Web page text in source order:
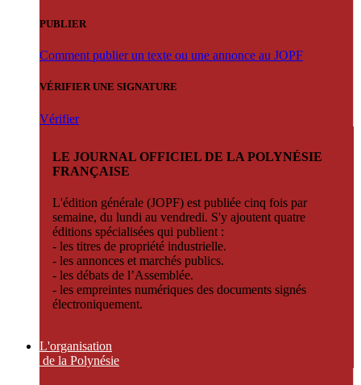
PUBLIER
Comment publier un texte ou une annonce au JOPF
VÉRIFIER UNE SIGNATURE
Vérifier
LE JOURNAL OFFICIEL DE LA POLYNÉSIE
FRANÇAISE
L'édition générale (JOPF) est publiée cinq fois par
semaine, du lundi au vendredi. S'y ajoutent quatre
éditions spécialisées qui publient :
- les titres de propriété industrielle.
- les annonces et marchés publics.
- les débats de l’Assemblée.
- les empreintes numériques des documents signés
électroniquement.
L'organisation
de la Polynésie